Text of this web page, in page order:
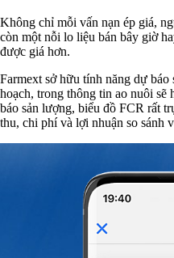
Không chỉ mỗi vấn nạn ép giá,
còn một nỗi lo liệu bán bây giờ
được giá hơn.
Farmext sở hữu tính năng dự
hoạch, trong thông tin ao nuôi sẽ
báo sản lượng, biểu đồ FCR rất
thu, chi phí và lợi nhuận so sánh